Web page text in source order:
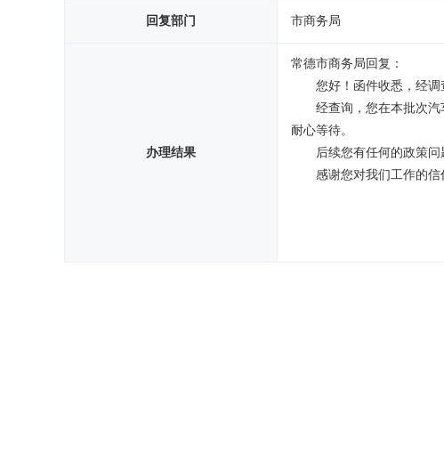
回复部门 市商务局
办理结果
常德市商务局回复：
您好！函件收悉，经调
经查询，您在本批次
耐心等待。
后续您有任何的政策
感谢您对我们工作的信